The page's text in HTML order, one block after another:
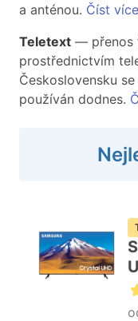
a anténou. Číst
Teletext — přenos
prostřednictvím
Československu
používán dodnes.